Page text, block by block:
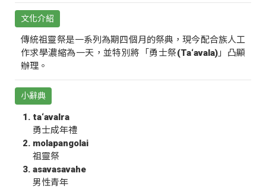
文化介紹
傳統祖靈祭是一系列為期四個月的祭典，現今配合族人工
作求學濃縮為一天，並特別將「勇士祭(Ta‘avala)」凸顯
辦理。
小辭典
ta‘avalra
勇士成年禮
molapangolai
祖靈祭
asavasavahe
男性青年